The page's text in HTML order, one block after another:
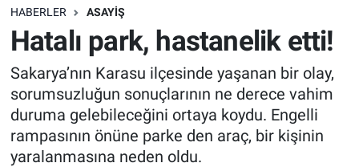
HABERLER ASAYİŞ
Hatalı park, hastanelik etti!
Sakarya’nın Karasu ilçesinde yaşanan bir olay,
sorumsuzluğun sonuçlarının ne derece vahim
duruma gelebileceğini ortaya koydu. Engelli
rampasının önüne parke den araç, bir kişinin
yaralanmasına neden oldu.